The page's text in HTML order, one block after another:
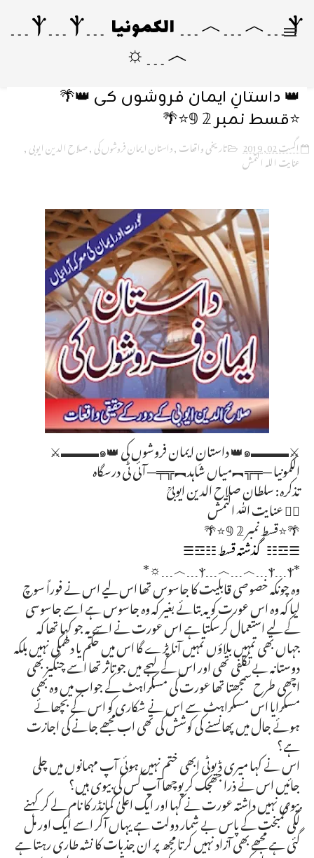
Ⲯ﹍︿﹍︿﹍ الکمونیا ﹍Ⲯ﹍Ⲯ﹍
︿﹍☼
👑 داستانِ ایمان فروشوں کی 👑🌴
⭐قسط نمبر 𝟚 𝟡⭐🌴
اگست 02, 2019 تاریخی واقعات,داستان ایمان فروشوں کی,صلاح الدین ایوبی,
عنایت اللہ التمش
⚔️▬▬▬๑👑 داستانِ ایمان فروشوں کی 👑๑▬▬▬⚔️
الکمونیا ─╤╦︻میاں شاہد︻╦╤─ آئی ٹی درسگاہ
تذکرہ: سلطان صلاح الدین ایوبیؒ
✍🏻 عنایت اللّٰہ التمش
🌴⭐قسط نمبر 𝟚 𝟡⭐🌴
☰☲☷ گذشتہ قسط ☷☲☰
*ⲯ﹍︿﹍︿﹍ⲯ﹍ⲯ﹍︿﹍☼*
وہ چونکہ خصوصی قابلیت کا جاسوس تھا اس لیے اس نے فوراً سوچ
لیا کہ وہ اس عورت کو یہ بتائے بغیر کہ وہ جاسوس ہے اسے جاسوسی
کے لیے استعمال کرسکتا ہے اس عورت نے اسے یہ جو کہا تھا کہ
جہاں بھی تمہیں بلاؤں تمہیں آنا پڑے گا اس میں حکم یا دھمکی نہیں بلکہ
دوستانہ بے تکلفی تھی اور اس کے لہجے میں جو تاثر تھا اسے چنگیز بھی
اچھی طرح سمجھتا تھا عورت کی مسکراہٹ کے جواب میں وہ بھی
مسکرایا اس مسکراہٹ سے اس نے شکاری کو اس کے بچھائے
ہوئے جال میں پھانسنے کی کوشش کی تھی اب مجھے جانے کی اجازت
ہے؟
اس نے کہا میری ڈیوٹی ابھی ختم نہیں ہوئی آپ مہمانوں میں چلی
جائیں اس نے ذرا جھجک کر پوچھا آپ کس کی بیوی ہیں؟
بیوی نہیں داشتہ عورت نے کہا اور ایک اعلیٰ کمانڈر کا نام لے کر کہنے
لگی کمبخت کے پاس بے شمار دولت ہے یہاں آکر اسے ایک اور مل
گئی ہے مجھے بھی آزاد نہیں کرتا مجھ پر ان جذبات کا نشہ طاری رہتا ہے